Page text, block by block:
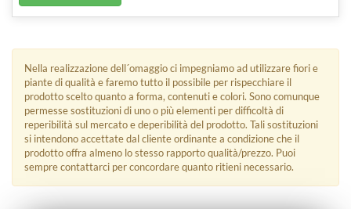
Nella realizzazione dell´omaggio ci impegniamo ad utilizzare fiori e
piante di qualità e faremo tutto il possibile per rispecchiare il
prodotto scelto quanto a forma, contenuti e colori. Sono comunque
permesse sostituzioni di uno o più elementi per difficoltà di
reperibilità sul mercato e deperibilità del prodotto. Tali sostituzioni
si intendono accettate dal cliente ordinante a condizione che il
prodotto offra almeno lo stesso rapporto qualità/prezzo. Puoi
sempre contattarci per concordare quanto ritieni necessario.